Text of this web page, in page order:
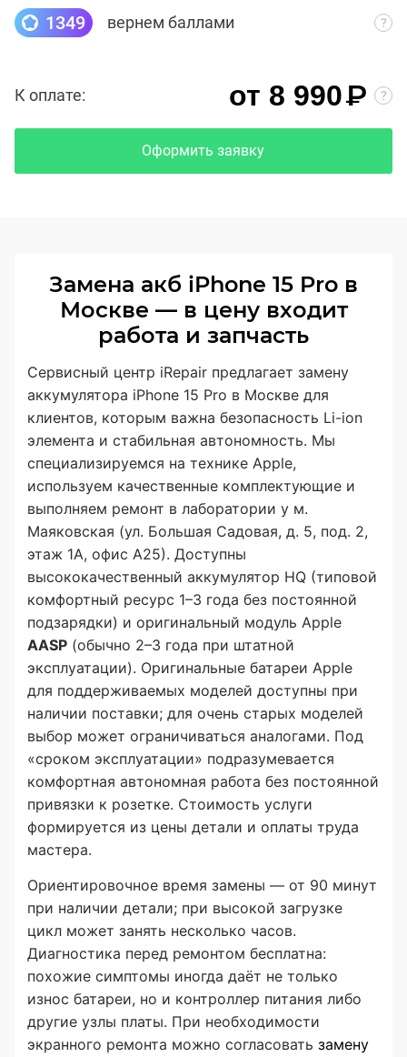
1349 вернем баллами
К оплате: от 8 990₽
Оформить заявку
Замена акб iPhone 15 Pro в
Москве — в цену входит
работа и запчасть
Сервисный центр iRepair предлагает замену
аккумулятора iPhone 15 Pro в Москве для
клиентов, которым важна безопасность Li-ion
элемента и стабильная автономность. Мы
специализируемся на технике Apple,
используем качественные комплектующие и
выполняем ремонт в лаборатории у м.
Маяковская (ул. Большая Садовая, д. 5, под. 2,
этаж 1А, офис А25). Доступны
высококачественный аккумулятор HQ (типовой
комфортный ресурс 1–3 года без постоянной
подзарядки) и оригинальный модуль Apple
AASP (обычно 2–3 года при штатной
эксплуатации). Оригинальные батареи Apple
для поддерживаемых моделей доступны при
наличии поставки; для очень старых моделей
выбор может ограничиваться аналогами. Под
«сроком эксплуатации» подразумевается
комфортная автономная работа без постоянной
привязки к розетке. Стоимость услуги
формируется из цены детали и оплаты труда
мастера.
Ориентировочное время замены — от 90 минут
при наличии детали; при высокой загрузке
цикл может занять несколько часов.
Диагностика перед ремонтом бесплатна:
похожие симптомы иногда даёт не только
износ батареи, но и контроллер питания либо
другие узлы платы. При необходимости
экранного ремонта можно согласовать замену